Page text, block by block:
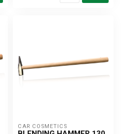
CAR COSMETICS